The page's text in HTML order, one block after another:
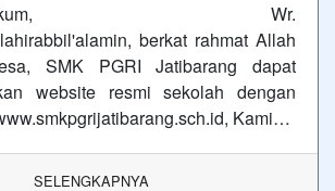
Wr.
berkat rahmat Allah
SMK PGRI Jatibarang dapat
website resmi sekolah dengan
Kami…
SELENGKAPNYA